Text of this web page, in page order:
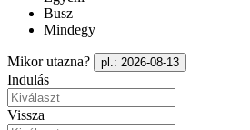
Busz
Mindegy
Mikor utazna? pl.: 2026-08-13
Indulás
Vissza